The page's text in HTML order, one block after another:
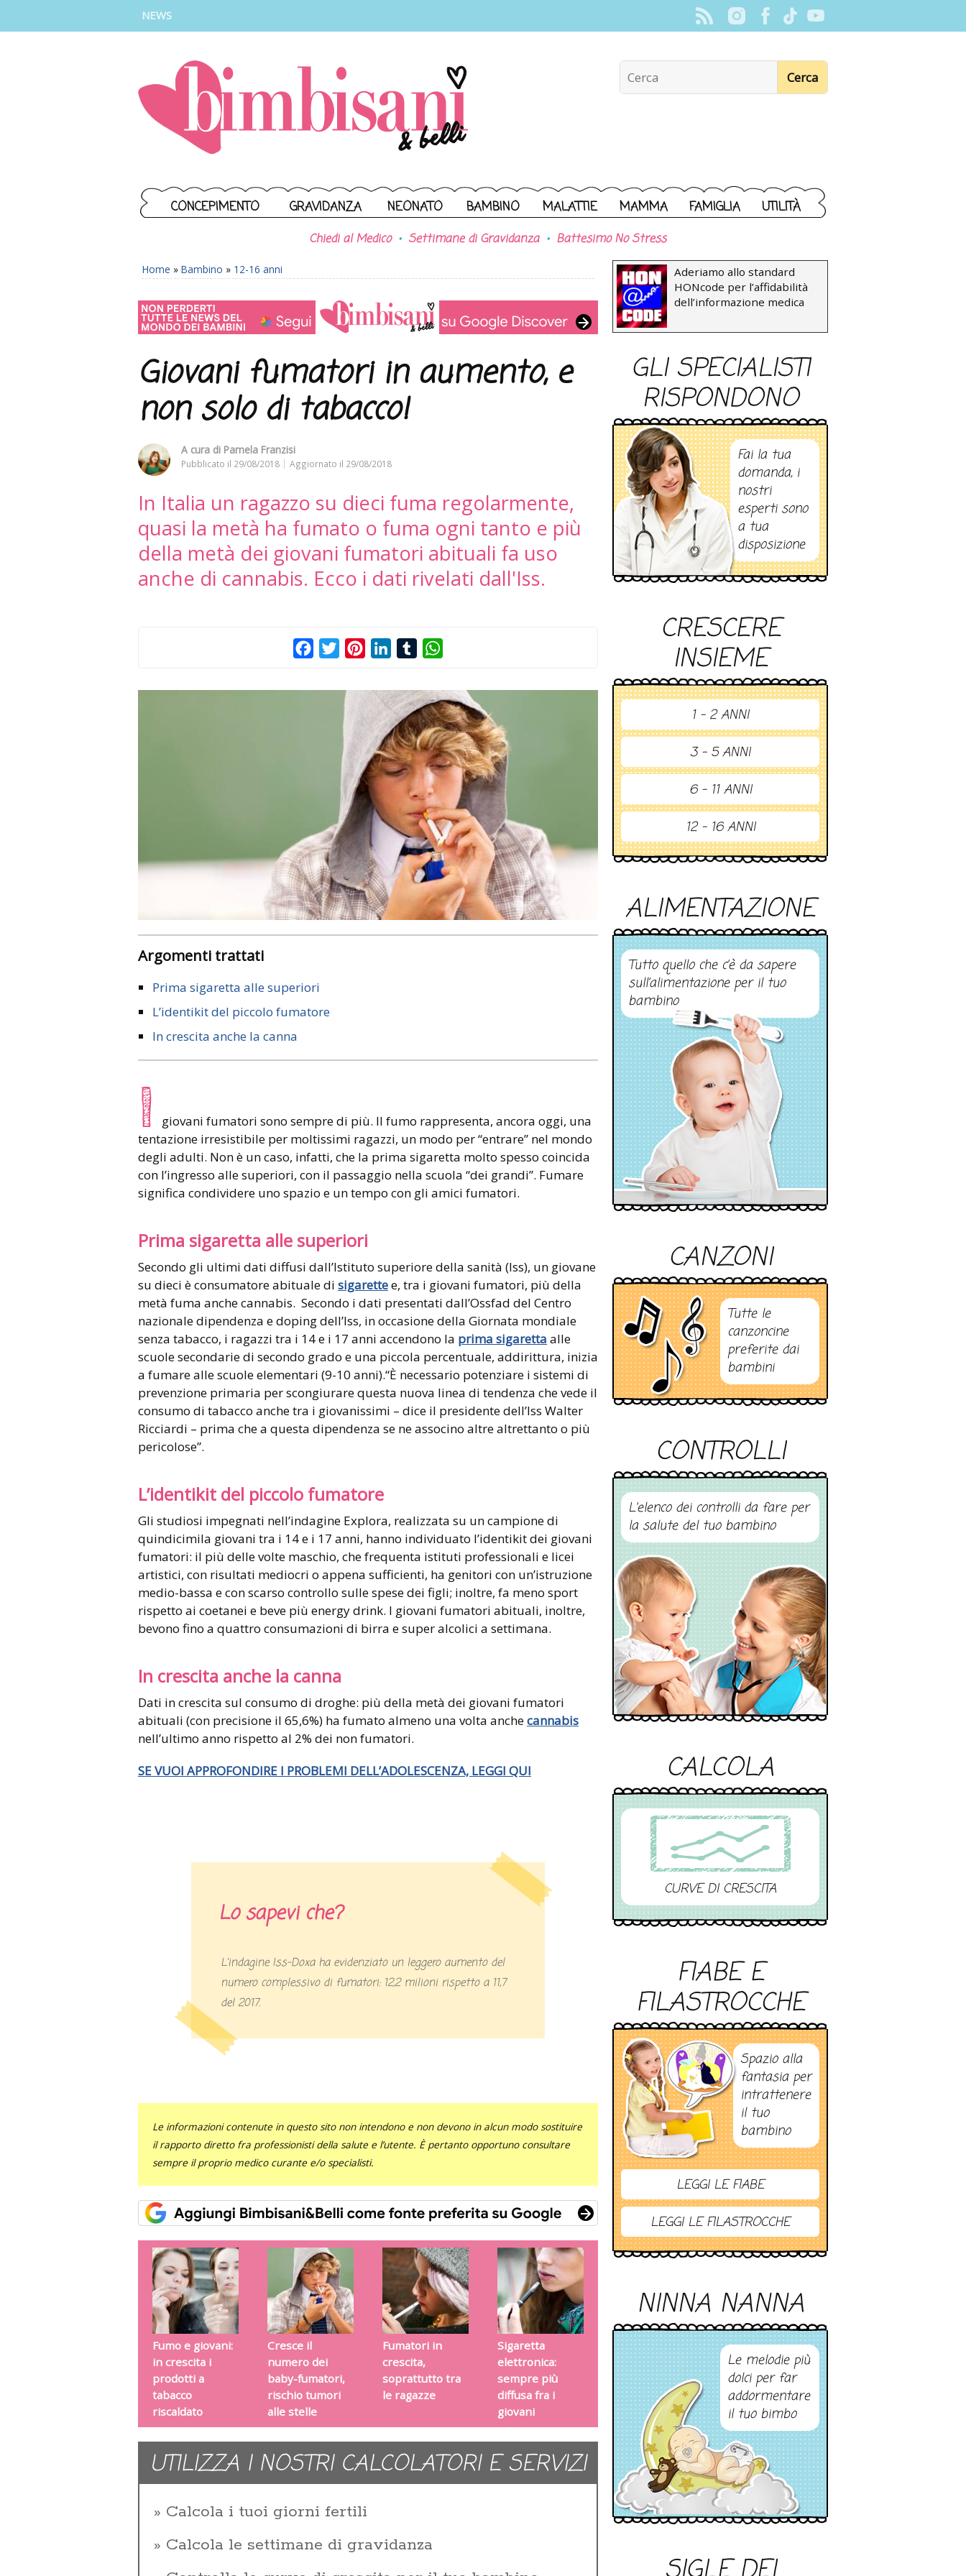
NEWS
CONCEPIMENTO GRAVIDANZA NEONATO BAMBINO MALATTIE MAMMA FAMIGLIA UTILITÀ
Chiedi al Medico Settimane di Gravidanza Battesimo No Stress
Home » Bambino » 12-16 anni
Giovani fumatori in aumento, e
non solo di tabacco!
A cura di Pamela Franzisi
Pubblicato il 29/08/2018 Aggiornato il 29/08/2018
In Italia un ragazzo su dieci fuma regolarmente,
quasi la metà ha fumato o fuma ogni tanto e più
della metà dei giovani fumatori abituali fa uso
anche di cannabis. Ecco i dati rivelati dall'Iss.
FacebookTwitterPinterestLinkedInTumblr
Argomenti trattati
Prima sigaretta alle superiori
L’identikit del piccolo fumatore
In crescita anche la canna
I
giovani fumatori sono sempre di più. Il fumo rappresenta, ancora oggi, una
tentazione irresistibile per moltissimi ragazzi, un modo per “entrare” nel mondo
degli adulti. Non è un caso, infatti, che la prima sigaretta molto spesso coincida
con l’ingresso alle superiori, con il passaggio nella scuola “dei grandi”. Fumare
significa condividere uno spazio e un tempo con gli amici fumatori.
Prima sigaretta alle superiori
Secondo gli ultimi dati diffusi dall’Istituto superiore della sanità (Iss), un giovane
su dieci è consumatore abituale di sigarettee, tra i giovani fumatori, più della
metà fuma anche cannabis. Secondo i dati presentati dall’Ossfad del Centro
nazionale dipendenza e doping dell’Iss, in occasione della Giornata mondiale
senza tabacco, i ragazzi tra i 14 e i 17 anni accendono la prima sigaretta alle
scuole secondarie di secondo grado e una piccola percentuale, addirittura, inizia
a fumare alle scuole elementari (9-10 anni).“È necessario potenziare i sistemi di
prevenzione primaria per scongiurare questa nuova linea di tendenza che vede il
consumo di tabacco anche tra i giovanissimi – dice il presidente dell’Iss Walter
Ricciardi – prima che a questa dipendenza se ne associno altre altrettanto o più
pericolose”.
L’identikit del piccolo fumatore
Gli studiosi impegnati nell’indagine Explora, realizzata su un campione di
quindicimila giovani tra i 14 e i 17 anni, hanno individuato l’identikit dei giovani
fumatori: il più delle volte maschio, che frequenta istituti professionali e licei
artistici, con risultati mediocri o appena sufficienti, ha genitori con un’istruzione
medio-bassa e con scarso controllo sulle spese dei figli; inoltre, fa meno sport
rispetto ai coetanei e beve più energy drink. I giovani fumatori abituali, inoltre,
bevono fino a quattro consumazioni di birra e super alcolici a settimana.
In crescita anche la canna
Dati in crescita sul consumo di droghe: più della metà dei giovani fumatori
abituali (con precisione il 65,6%) ha fumato almeno una volta anchecannabis
nell’ultimo anno rispetto al 2% dei non fumatori.
SE VUOI APPROFONDIRE I PROBLEMI DELL’ADOLESCENZA, LEGGI QUI
Lo sapevi che?
L’indagine Iss-Doxa ha evidenziato un leggero aumento del
numero complessivo di fumatori: 12,2 milioni rispetto a 11,7
del 2017.
Le informazioni contenute in questo sito non intendono e non devono in alcun modo sostituire
il rapporto diretto fra professionisti della salute e l’utente. È pertanto opportuno consultare
sempre il proprio medico curante e/o specialisti.
Fumo e giovani:
in crescita i
prodotti a
tabacco
riscaldato
Cresce il
numero dei
baby-fumatori,
rischio tumori
alle stelle
Fumatori in
crescita,
soprattutto tra
le ragazze
Sigaretta
elettronica:
sempre più
diffusa fra i
giovani
UTILIZZA I NOSTRI CALCOLATORI E SERVIZI
Calcola i tuoi giorni fertili
Calcola le settimane di gravidanza
Aderiamo allo standard
HONcode per l’affidabilità
dell’informazione medica
GLI SPECIALISTI
RISPONDONO
Fai la tua
domanda, i
nostri
esperti sono
a tua
disposizione
CRESCERE
INSIEME
1 - 2 ANNI
3 - 5 ANNI
6 - 11 ANNI
12 - 16 ANNI
ALIMENTAZIONE
Tutto quello che c’è da sapere
sull’alimentazione per il tuo
bambino
CANZONI
Tutte le
canzoncine
preferite dai
bambini
CONTROLLI
L’elenco dei controlli da fare per
la salute del tuo bambino
CALCOLA
CURVE DI CRESCITA
FIABE E
FILASTROCCHE
Spazio alla
fantasia per
intrattenere
il tuo
bambino
LEGGI LE FIABE
LEGGI LE FILASTROCCHE
NINNA NANNA
Le melodie più
dolci per far
addormentare
il tuo bimbo